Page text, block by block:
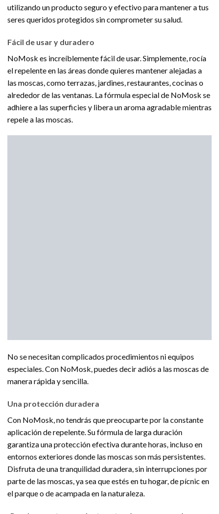
utilizando un producto seguro y efectivo para mantener a tus
seres queridos protegidos sin comprometer su salud.
Fácil de usar y duradero
NoMosk es increíblemente fácil de usar. Simplemente, rocía
el repelente en las áreas donde quieres mantener alejadas a
las moscas, como terrazas, jardines, restaurantes, cocinas o
alrededor de las ventanas. La fórmula especial de NoMosk se
adhiere a las superficies y libera un aroma agradable mientras
repele a las moscas.
No se necesitan complicados procedimientos ni equipos
especiales. Con NoMosk, puedes decir adiós a las moscas de
manera rápida y sencilla.
Una protección duradera
Con NoMosk, no tendrás que preocuparte por la constante
aplicación de repelente. Su fórmula de larga duración
garantiza una protección efectiva durante horas, incluso en
entornos exteriores donde las moscas son más persistentes.
Disfruta de una tranquilidad duradera, sin interrupciones por
parte de las moscas, ya sea que estés en tu hogar, de pícnic en
el parque o de acampada en la naturaleza.